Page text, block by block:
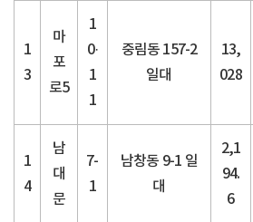
1
3
마
포
로5
1
0·
1
1
중림동 157-2
일대
13,
028
1
4
남
대
문
7-
1
남창동 9-1 일
대
2,1
94.
6